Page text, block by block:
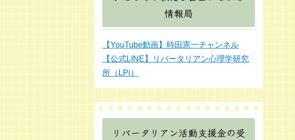
情報局
【YouTube動画】時田憲一チャンネル
【公式LINE】リバータリアン心理学研究
所（LPi）
リバータリアン活動支援金の受